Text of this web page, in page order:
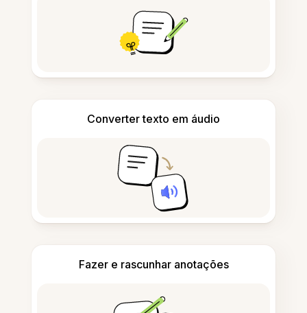
Converter texto em áudio
Fazer e rascunhar anotações